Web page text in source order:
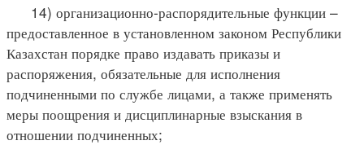
14) организационно-распорядительные функции –
предоставленное в установленном законом Республики
Казахстан порядке право издавать приказы и
распоряжения, обязательные для исполнения
подчиненными по службе лицами, а также применять
меры поощрения и дисциплинарные взыскания в
отношении подчиненных;